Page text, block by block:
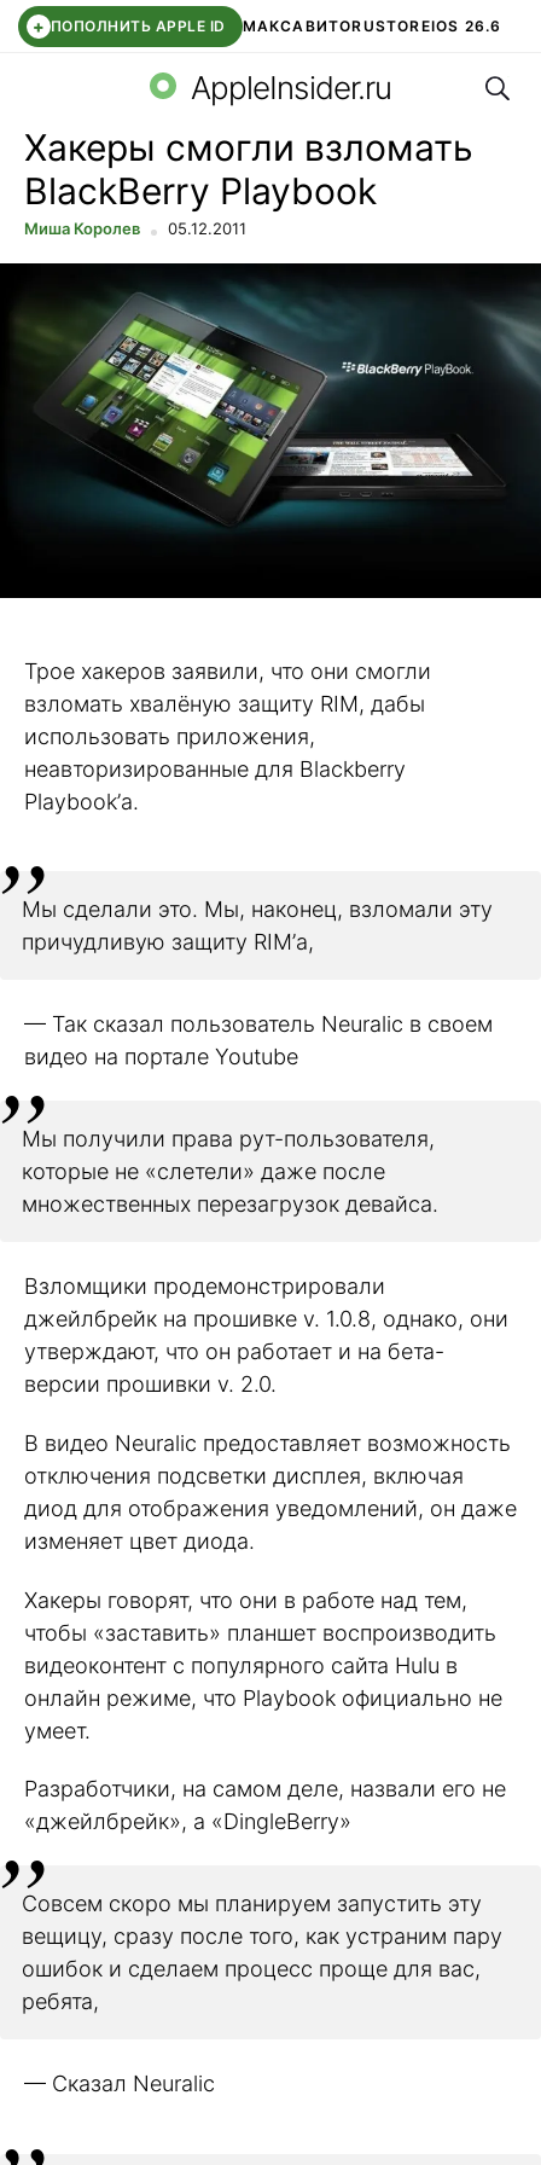
+ ПОПОЛНИТЬ APPLE ID МАКСАВИТОRUSTOREIOS 26.6
СБЕР КИДС ВТБ ОНЛАЙН ЧАТ В ROBLOX
AppleInsider.ru
Хакеры смогли взломать
BlackBerry Playbook
Миша Королев 05.12.2011
Трое хакеров заявили, что они смогли
взломать хвалёную защиту RIM, дабы
использовать приложения,
неавторизированные для Blackberry
Playbook’а.
Мы сделали это. Мы, наконец, взломали эту
причудливую защиту RIM’а,
— Так сказал пользователь Neuralic в своем
видео на портале Youtube
Мы получили права рут-пользователя,
которые не «слетели» даже после
множественных перезагрузок девайса.
Взломщики продемонстрировали
джейлбрейк на прошивке v. 1.0.8, однако, они
утверждают, что он работает и на бета-
версии прошивки v. 2.0.
В видео Neuralic предоставляет возможность
отключения подсветки дисплея, включая
диод для отображения уведомлений, он даже
изменяет цвет диода.
Хакеры говорят, что они в работе над тем,
чтобы «заставить» планшет воспроизводить
видеоконтент с популярного сайта Hulu в
онлайн режиме, что Playbook официально не
умеет.
Разработчики, на самом деле, назвали его не
«джейлбрейк», а «DingleBerry»
Совсем скоро мы планируем запустить эту
вещицу, сразу после того, как устраним пару
ошибок и сделаем процесс проще для вас,
ребята,
— Сказал Neuralic